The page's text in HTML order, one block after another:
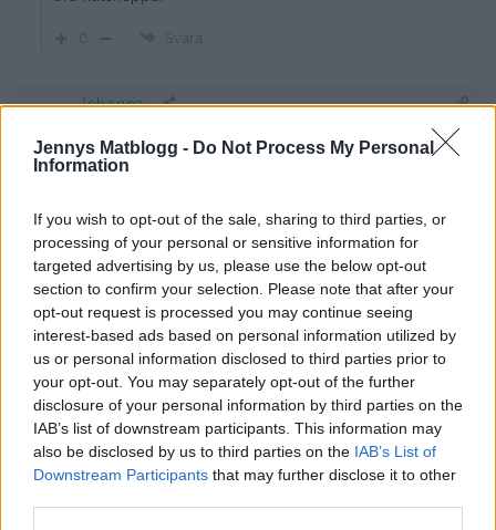
Jennys Matblogg - Do Not Process My Personal
Information
If you wish to opt-out of the sale, sharing to third parties, or
processing of your personal or sensitive information for
targeted advertising by us, please use the below opt-out
section to confirm your selection. Please note that after your
opt-out request is processed you may continue seeing
interest-based ads based on personal information utilized by
us or personal information disclosed to third parties prior to
your opt-out. You may separately opt-out of the further
disclosure of your personal information by third parties on the
IAB’s list of downstream participants. This information may
also be disclosed by us to third parties on the IAB’s List of
Downstream Participants that may further disclose it to other
Svara
Johanna
Tack! Ja det gör ju det och priserna kan ju variera. 🙂
Mvh Johanna
0 Svara